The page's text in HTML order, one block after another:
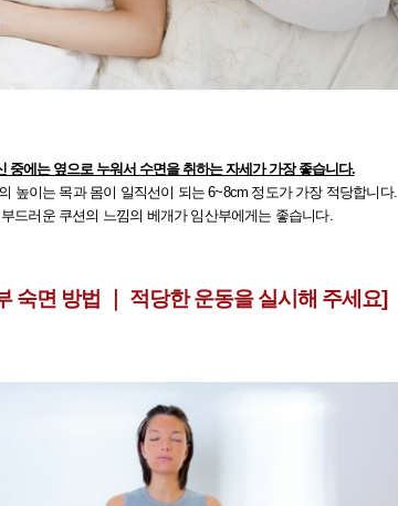
중에는 옆으로 누워서 수면을 취하는 자세가 가장 좋습니다.
높이는 목과 몸이 일직선이 되는 6~8cm 정도가 가장 적당합니다.
부드러운 쿠션의 느낌의 베개가 임산부에게는 좋습니다.
숙면 방법 ｜ 적당한 운동을 실시해 주세요]